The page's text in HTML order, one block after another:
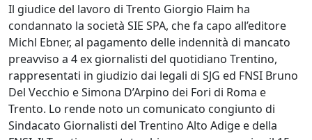
Il giudice del lavoro di Trento Giorgio Flaim ha
condannato la società SIE SPA, che fa capo all’editore
Michl Ebner, al pagamento delle indennità di mancato
preavviso a 4 ex giornalisti del quotidiano Trentino,
rappresentati in giudizio dai legali di SJG ed FNSI Bruno
Del Vecchio e Simona D’Arpino dei Fori di Roma e
Trento. Lo rende noto un comunicato congiunto di
Sindacato Giornalisti del Trentino Alto Adige e della